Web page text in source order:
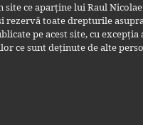
site ce aparține lui Raul
rezervă toate drepturile
pe acest site, cu
ce sunt deținute de alte